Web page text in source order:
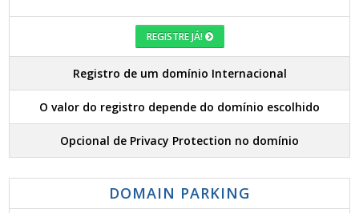
REGISTRE JÁ!
Registro de um domínio Internacional
O valor do registro depende do domínio escolhido
Opcional de Privacy Protection no domínio
DOMAIN PARKING